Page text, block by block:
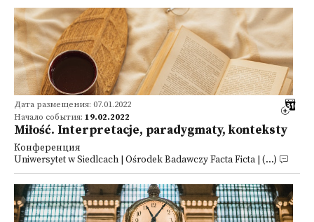
Дата размещения: 07.01.2022
Начало события: 19.02.2022
Miłość. Interpretacje, paradygmaty, konteksty
Конференция
Uniwersytet w Siedlcach | Ośrodek Badawczy Facta Ficta | (...)